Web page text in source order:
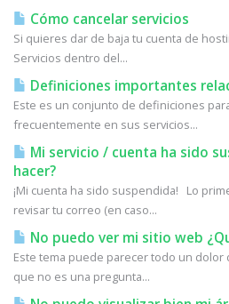
Cómo cancelar servicios
Si quieres dar de baja tu cuenta de
Servicios dentro del...
Definiciones importantes
Este es un conjunto de definiciones
frecuentemente en sus servicios...
Mi servicio / cuenta ha sido
hacer?
¡Mi cuenta ha sido suspendida! Lo
revisar tu correo (en caso...
No puedo ver mi sitio web
Este tema puede parecer todo un dolor
que no es una pregunta...